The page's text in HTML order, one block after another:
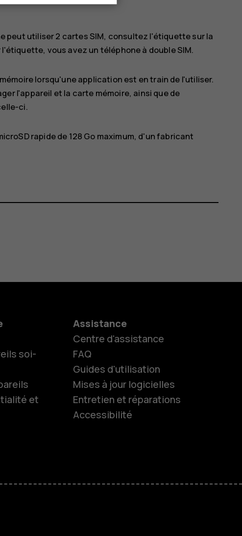
peut utiliser 2 cartes SIM, consultez l'étiquette sur la
l'étiquette, vous avez un téléphone à double SIM.
lorsqu'une application est en train de l'utiliser.
l'appareil et la carte mémoire, ainsi que de
ci.
rapide de 128 Go maximum, d'un fabricant
soi-
et
Assistance
Centre d'assistance
FAQ
Guides d'utilisation
Mises à jour logicielles
Entretien et réparations
Accessibilité